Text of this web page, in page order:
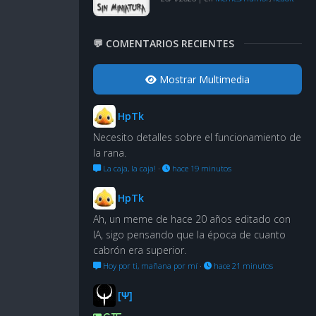
💬 COMENTARIOS RECIENTES
Mostrar Multimedia
HpTk
Necesito detalles sobre el funcionamiento de
la rana.
La caja, la caja! · hace 19 minutos
HpTk
Ah, un meme de hace 20 años editado con
IA, sigo pensando que la época de cuanto
cabrón era superior.
Hoy por ti, mañana por mí · hace 21 minutos
[Ψ]